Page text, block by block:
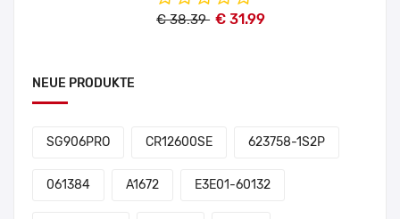
€ 38.39 € 31.99
NEUE PRODUKTE
SG906PRO CR12600SE 623758-1S2P
061384 A1672 E3E01-60132